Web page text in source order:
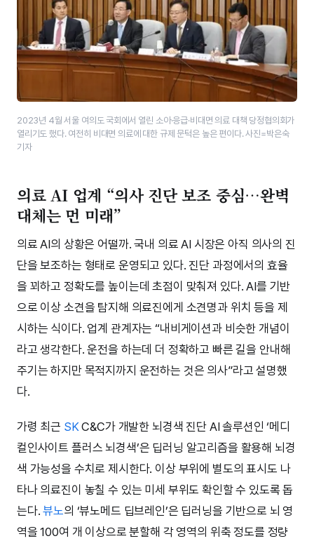
2023년 4월 서울 여의도 국회에서 열린 소아·응급·비대면 의료 대책 당정협의회가
열리기도 했다. 여전히 비대면 의료에 대한 규제 문턱은 높은 편이다. 사진=박은숙
기자
의료 AI 업계 “의사 진단 보조 중심…완벽
대체는 먼 미래”
의료 AI의 상황은 어떨까. 국내 의료 AI 시장은 아직 의사의 진
단을 보조하는 형태로 운영되고 있다. 진단 과정에서의 효율
을 꾀하고 정확도를 높이는데 초점이 맞춰져 있다. AI를 기반
으로 이상 소견을 탐지해 의료진에게 소견명과 위치 등을 제
시하는 식이다. 업계 관계자는 “내비게이션과 비슷한 개념이
라고 생각한다. 운전을 하는데 더 정확하고 빠른 길을 안내해
주기는 하지만 목적지까지 운전하는 것은 의사”라고 설명했
다.
가령 최근 SKC&C가 개발한 뇌경색 진단 AI 솔루션인 ‘메디
컬인사이트 플러스 뇌경색’은 딥러닝 알고리즘을 활용해 뇌경
색 가능성을 수치로 제시한다. 이상 부위에 별도의 표시도 나
타나 의료진이 놓칠 수 있는 미세 부위도 확인할 수 있도록 돕
는다.뷰노의 ‘뷰노메드 딥브레인’은 딥러닝을 기반으로 뇌 영
역을 100여 개 이상으로 분할해 각 영역의 위축 정도를 정량